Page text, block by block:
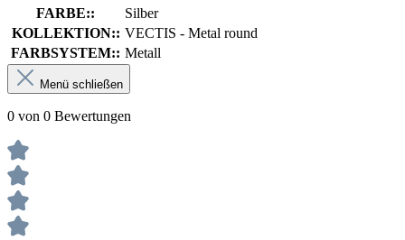
FARBE::
Silber
KOLLEKTION:: VECTIS - Metal round
FARBSYSTEM:: Metall
Menü schließen
0 von 0 Bewertungen